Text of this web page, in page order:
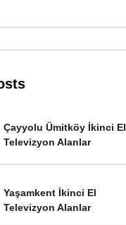
Çayyolu Ümitköy İkinci El
Televizyon Alanlar
Yaşamkent İkinci El
Televizyon Alanlar